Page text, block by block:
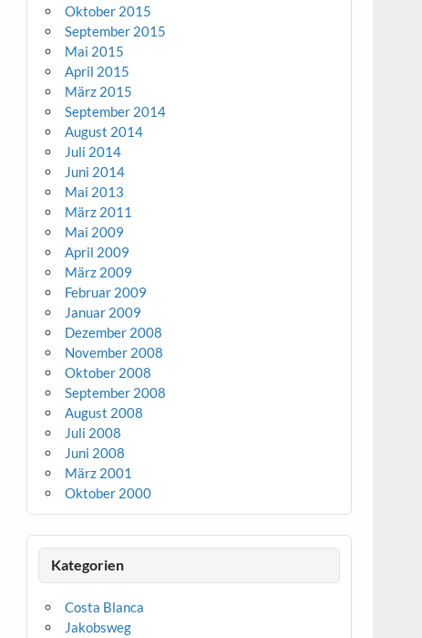
Oktober 2015
September 2015
Mai 2015
April 2015
März 2015
September 2014
August 2014
Juli 2014
Juni 2014
Mai 2013
März 2011
Mai 2009
April 2009
März 2009
Februar 2009
Januar 2009
Dezember 2008
November 2008
Oktober 2008
September 2008
August 2008
Juli 2008
Juni 2008
März 2001
Oktober 2000
Kategorien
Costa Blanca
Jakobsweg